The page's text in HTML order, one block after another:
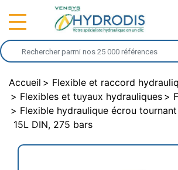
Accueil
Flexible et raccord
Flexibles et tuyaux hydrauliques
Flexible hydraulique écrou
15L DIN, 275 bars